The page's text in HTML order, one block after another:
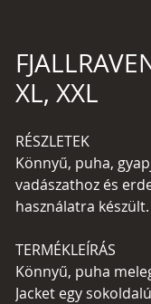
XL, XXL
RÉSZLETEK
Könnyű, puha,
vadászathoz és
használatra készült.
TERMÉKLEÍRÁS
Könnyű, puha
Jacket egy